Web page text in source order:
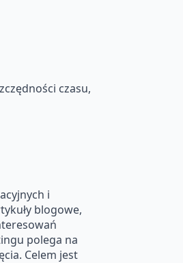
czasu,
i
blogowe,
polega na
Celem jest